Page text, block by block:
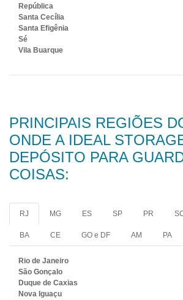
República
Santa Cecília
Santa Efigênia
Sé
Vila Buarque
PRINCIPAIS REGIÕES
ONDE A IDEAL
DEPÓSITO PARA
COISAS:
RJ MG ES SP PR
BA CE GO e DF AM PA
Rio de Janeiro
São Gonçalo
Duque de Caxias
Nova Iguaçu